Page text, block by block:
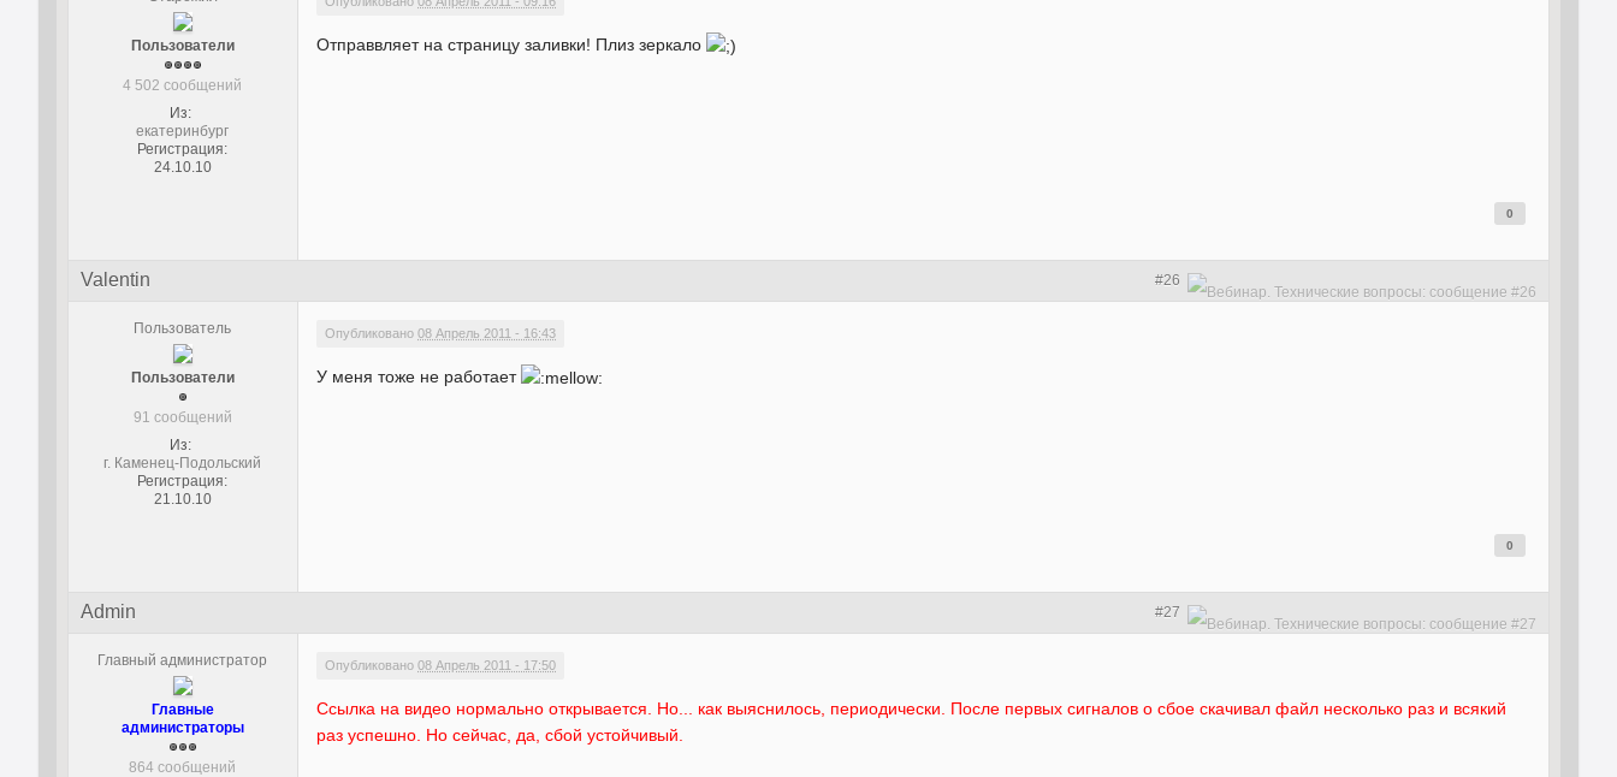
Пользователи
4 502 сообщений
Из:
екатеринбург
Регистрация:
24.10.10
Отправвляет на страницу заливки! Плиз зеркало
0
#26
Valentin
Пользователь
Пользователи
91 сообщений
Из:
г. Каменец-Подольский
Регистрация:
21.10.10
Опубликовано08 Апрель 2011 - 16:43
У меня тоже не работает
0
#27
Admin
Главный администратор
Главные
администраторы
864 сообщений
Опубликовано08 Апрель 2011 - 17:50
Ссылка на видео нормально открывается. Но... как выяснилось, периодически. После первых сигналов о сбое скачивал файл несколько раз и всякий
раз успешно. Но сейчас, да, сбой устойчивый.